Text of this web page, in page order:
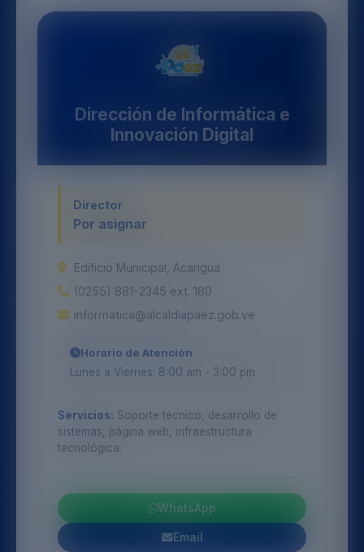
Dirección de Informática e
Innovación Digital
Director
Por asignar
Edificio Municipal, Acarigua
(0255) 881-2345 ext. 180
informatica@alcaldiapaez.gob.ve
Horario de Atención
Lunes a Viernes: 8:00 am - 3:00 pm
Servicios: Soporte técnico, desarrollo de
sistemas, página web, infraestructura
tecnológica.
WhatsApp
Email